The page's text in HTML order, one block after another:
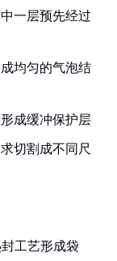
一层预先经过
均匀的气泡结
成缓冲保护层
切割成不同尺
工艺形成袋